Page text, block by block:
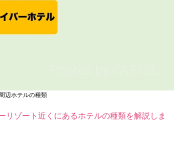
辺ホテルの種類
リゾート近くにあるホテルの種類を解説しま